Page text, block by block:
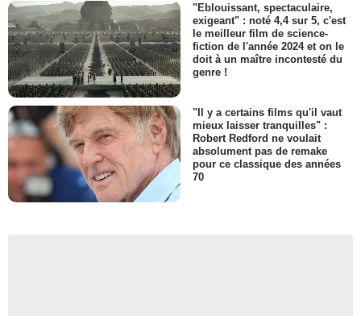
"Eblouissant, spectaculaire,
exigeant" : noté 4,4 sur 5, c'est
le meilleur film de science-
fiction de l'année 2024 et on le
doit à un maître incontesté du
genre !
"Il y a certains films qu'il vaut
mieux laisser tranquilles" :
Robert Redford ne voulait
absolument pas de remake
pour ce classique des années
70